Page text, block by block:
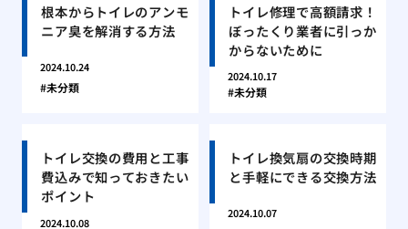
根本からトイレのアンモ
ニア臭を解消する方法
2024.10.24
未分類
トイレ修理で高額請求！
ぼったくり業者に引っか
からないために
2024.10.17
未分類
トイレ交換の費用と工事
費込みで知っておきたい
ポイント
2024.10.08
トイレ換気扇の交換時期
と手軽にできる交換方法
2024.10.07